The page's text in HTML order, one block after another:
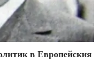
в Европейския